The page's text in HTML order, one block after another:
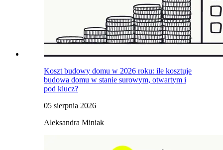
Koszt budowy domu w 2026 roku: ile kosztuje
budowa domu w stanie surowym, otwartym i
pod klucz?
05 sierpnia 2026
Aleksandra Miniak